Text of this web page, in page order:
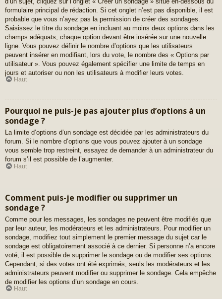
formulaire principal de rédaction. Si cet onglet n’est pas disponible, il est
probable que vous n’ayez pas la permission de créer des sondages.
Saisissez le titre du sondage en incluant au moins deux options dans les
champs adéquats, chaque option devant être insérée sur une nouvelle
ligne. Vous pouvez définir le nombre d’options que les utilisateurs
peuvent insérer en modifiant, lors du vote, le nombre des « Options par
utilisateur ». Vous pouvez également spécifier une limite de temps en
jours et autoriser ou non les utilisateurs à modifier leurs votes.
Haut
Pourquoi ne puis-je pas ajouter plus d’options à un
sondage ?
La limite d’options d’un sondage est décidée par les administrateurs du
forum. Si le nombre d’options que vous pouvez ajouter à un sondage
vous semble trop restreint, essayez de demander à un administrateur du
forum s’il est possible de l’augmenter.
Haut
Comment puis-je modifier ou supprimer un
sondage ?
Comme pour les messages, les sondages ne peuvent être modifiés que
par leur auteur, les modérateurs et les administrateurs. Pour modifier un
sondage, modifiez tout simplement le premier message du sujet car le
sondage est obligatoirement associé à ce dernier. Si personne n’a encore
voté, il est possible de supprimer le sondage ou de modifier ses options.
Cependant, si des votes ont été exprimés, seuls les modérateurs et les
administrateurs peuvent modifier ou supprimer le sondage. Cela empêche
de modifier les options d’un sondage en cours.
Haut